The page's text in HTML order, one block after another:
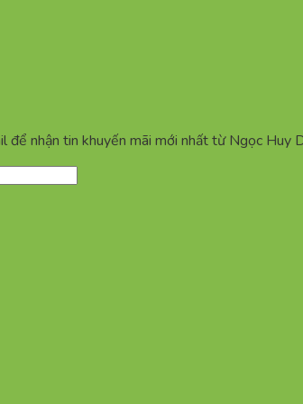
để nhận tin khuyến mãi mới nhất từ Ngọc Huy